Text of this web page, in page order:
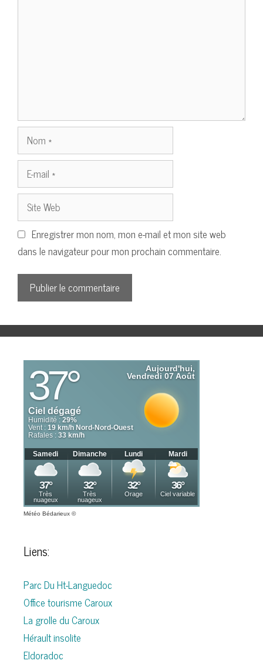
Nom
mail
Site
Web
Enregistrer mon nom, mon e-mail et mon site web
dans le navigateur pour mon prochain commentaire.
Météo Bédarieux ©
Liens:
Parc Du Ht-Languedoc
Office tourisme Caroux
La grolle du Caroux
Hérault insolite
Eldoradoc